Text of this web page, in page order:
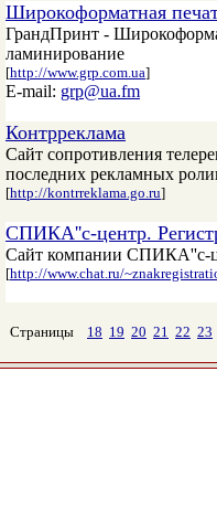
Широкоформатная
ГрандПринт -
ламинирование
[http://www.grp.com.ua]
E-mail: grp@ua.fm
Контрреклама
Сайт сопротивления
последних рекламных
[http://kontrreklama.go.ru]
СПИКА''с-центр.
Сайт компании СПИКА''с-
[http://www.chat.ru/
Страницы 18 19 20 21 22 23